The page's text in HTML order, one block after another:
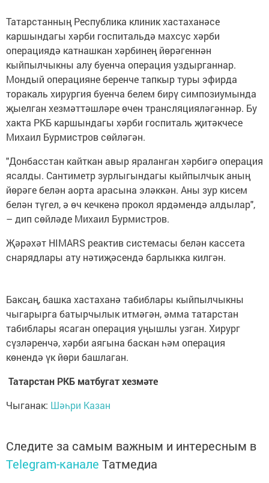
Татарстанның Республика клиник хастаханәсе
каршындагы хәрби госпитальдә махсус хәрби
операциядә катнашкан хәрбинең йөрәгеннән
кыйпылчыкны алу буенча операция уздырганнар.
Мондый операцияне беренче тапкыр туры эфирда
торакаль хирургия буенча белем бирү симпозиумында
җыелган хезмәттәшләре өчен трансляцияләгәннәр. Бу
хакта РКБ каршындагы хәрби госпиталь җитәкчесе
Михаил Бурмистров сөйләгән.
"Донбасстан кайткан авыр яраланган хәрбигә операция
ясалды. Сантиметр зурлыгындагы кыйпылчык аның
йөрәге белән аорта арасына эләккән. Аны зур кисем
белән түгел, ә өч кечкенә прокол ярдәмендә алдылар",
– дип сөйләде Михаил Бурмистров.
Җәрәхәт HIMARS реактив системасы белән кассета
снарядлары ату нәтиҗәсендә барлыкка килгән.
Баксаң, башка хастаханә табиблары кыйпылчыкны
чыгарырга батырчылык итмәгән, әмма татарстан
табиблары ясаган операция уңышлы узган. Хирург
сүзләренчә, хәрби аягына баскан һәм операция
көнендә үк йөри башлаган.
Татарстан РКБ матбугат хезмәте
Чыганак: Шәһри Казан
Следите за самым важным и интересным в
Telegram-канале Татмедиа